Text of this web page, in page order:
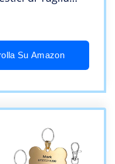
Cane Gatto
Su Amazon